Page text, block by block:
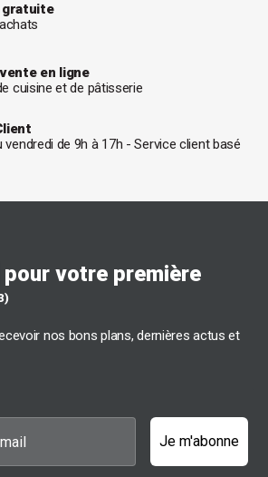
gratuite
vente en ligne
cuisine et de pâtisserie
vendredi de 9h à 17h - Service client basé
pour votre première
nos bons plans, dernières actus et
Je m'abonne